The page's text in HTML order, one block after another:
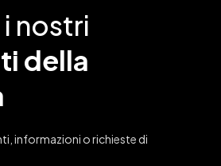
nostri
della
informazioni o richieste di